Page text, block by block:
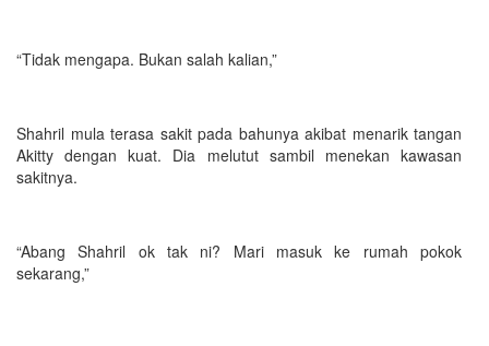
“Tidak mengapa. Bukan salah kalian,”
Shahril mula terasa sakit pada bahunya akibat menarik tangan
Akitty dengan kuat. Dia melutut sambil menekan kawasan
sakitnya.
“Abang Shahril ok tak ni? Mari masuk ke rumah pokok
sekarang,”